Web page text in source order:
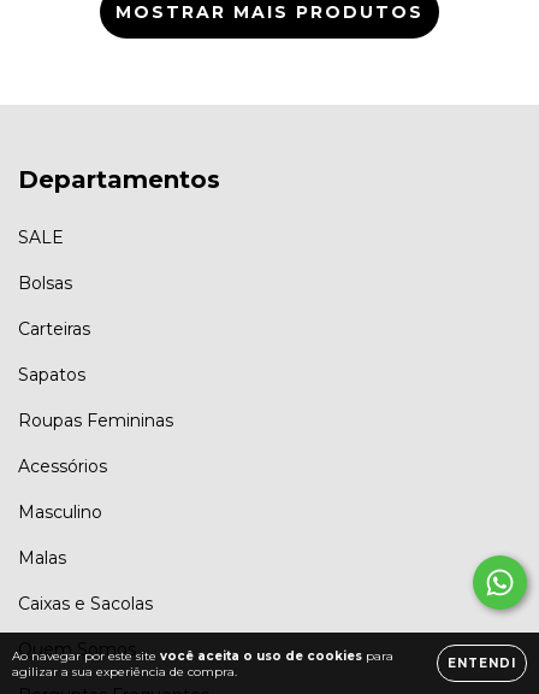
Ao navegar por este site você aceita o uso de cookies para
agilizar a sua experiência de compra.
ENTENDI
MOSTRAR MAIS PRODUTOS
Departamentos
SALE
Bolsas
Carteiras
Sapatos
Roupas Femininas
Acessórios
Masculino
Malas
Caixas e Sacolas
Quem Somos